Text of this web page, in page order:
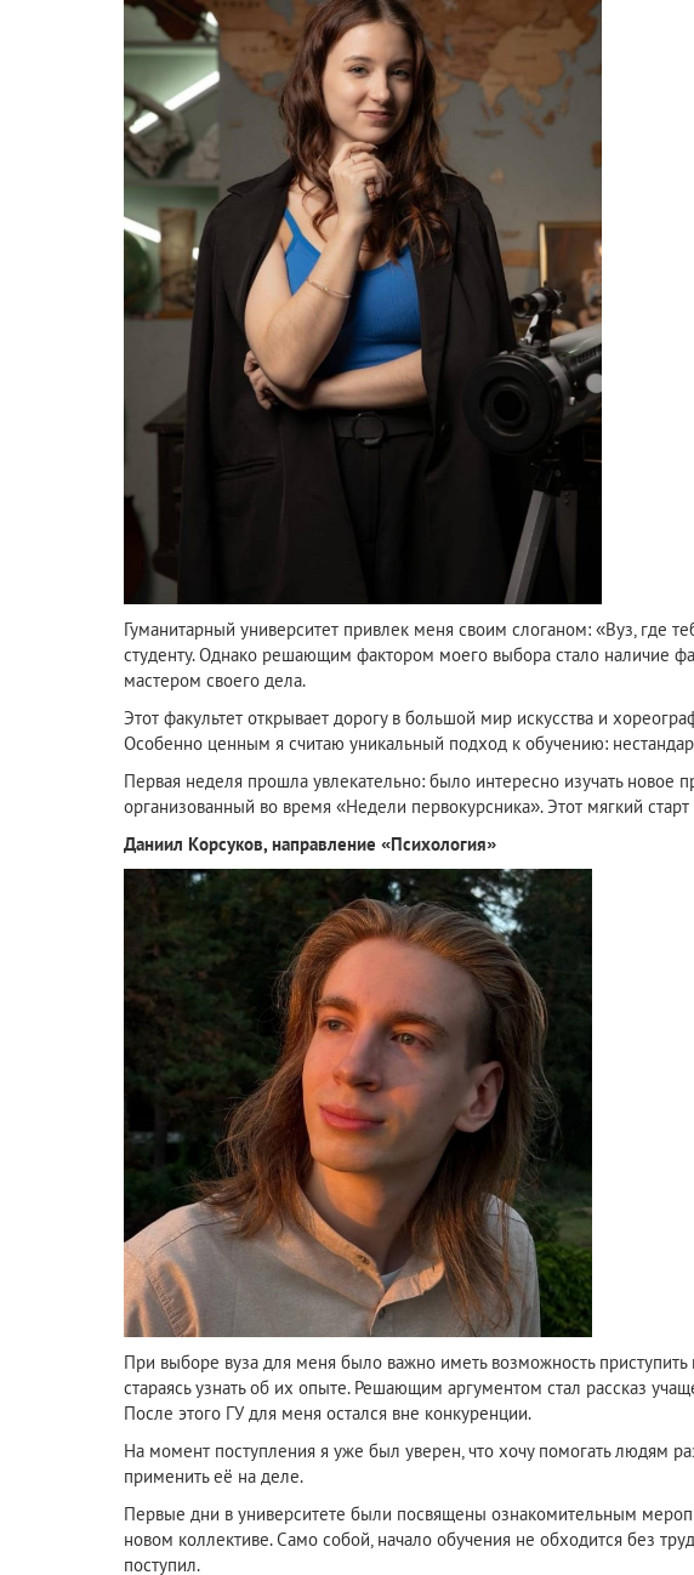
Гуманитарный университет привлек меня своим слоганом: «Вуз, где
студенту. Однако решающим фактором моего выбора стало наличие
мастером своего дела.
Этот факультет открывает дорогу в большой мир искусства и
Особенно ценным я считаю уникальный подход к обучению:
Первая неделя прошла увлекательно: было интересно изучать
организованный во время «Недели первокурсника». Этот мягкий
Даниил Корсуков, направление «Психология»
При выборе вуза для меня было важно иметь возможность
стараясь узнать об их опыте. Решающим аргументом стал рассказ
После этого ГУ для меня остался вне конкуренции.
На момент поступления я уже был уверен, что хочу помогать людям
применить её на деле.
Первые дни в университете были посвящены ознакомительным
новом коллективе. Само собой, начало обучения не обходится без
поступил.